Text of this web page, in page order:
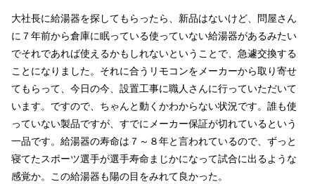
大社長に給湯器を探してもらったら、新品はないけど、問屋さん
に７年前から倉庫に眠っている使っていない給湯器があるみたい
でそれであれば使えるかもしれないということで、急遽交換する
ことになりました。それに合うリモコンをメーカーから取り寄せ
てもらって、今日の今、設置工事に職人さんに行っていただいて
います。ですので、ちゃんと動くかわからない状況です。誰も使
っていない製品ですが、すでにメーカー保証が切れているという
一品です。給湯器の寿命は７～８年と言われているので、ずっと
寝てたスポーツ選手が選手寿命まじかになって試合に出るような
感覚か。この給湯器も陽の目をみれて良かった。